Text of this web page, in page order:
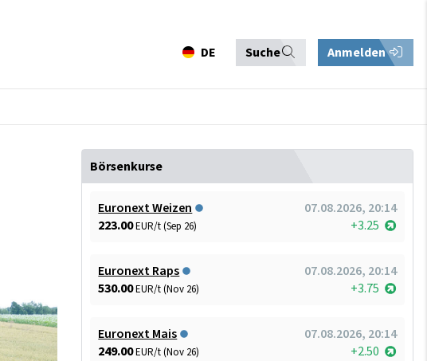
DE Suche Anmelden
Börsenkurse
Euronext Weizen
07.08.2026, 20:14
223.00EUR/t (Sep 26) +3.25
Euronext Raps
07.08.2026, 20:14
530.00EUR/t (Nov 26) +3.75
Euronext Mais
07.08.2026, 20:14
249.00EUR/t (Nov 26) +2.50